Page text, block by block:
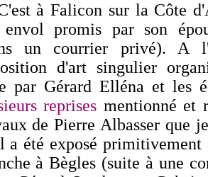
à Falicon sur la Côte
envol promis par son
un courrier privé). A
d'art singulier
par Gérard Elléna et les
reprises mentionné et
de Pierre Albasser que
a été exposé primitivement
à Bègles (suite à une